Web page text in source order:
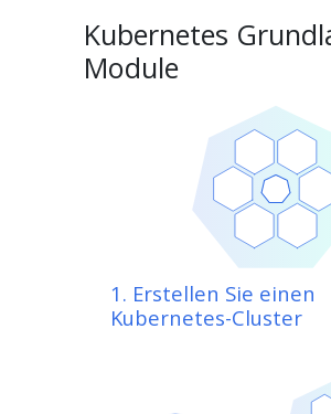
Kubernetes
Module
1. Erstellen Sie einen
Kubernetes-Cluster